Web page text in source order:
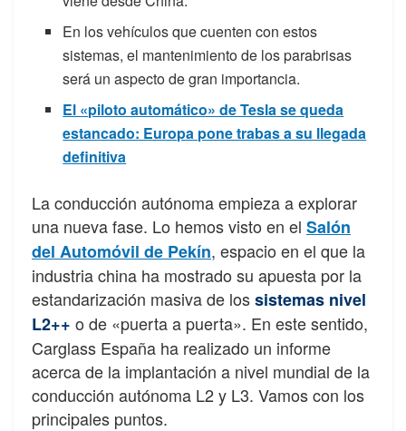
En los vehículos que cuenten con estos
sistemas, el mantenimiento de los parabrisas
será un aspecto de gran importancia.
El «piloto automático» de Tesla se queda
estancado: Europa pone trabas a su llegada
definitiva
La conducción autónoma empieza a explorar
una nueva fase. Lo hemos visto en el Salón
del Automóvil de Pekín, espacio en el que la
industria china ha mostrado su apuesta por la
estandarización masiva de lossistemas nivel
L2++ o de «puerta a puerta». En este sentido,
Carglass España ha realizado un informe
acerca de la implantación a nivel mundial de la
conducción autónoma L2 y L3. Vamos con los
principales puntos.